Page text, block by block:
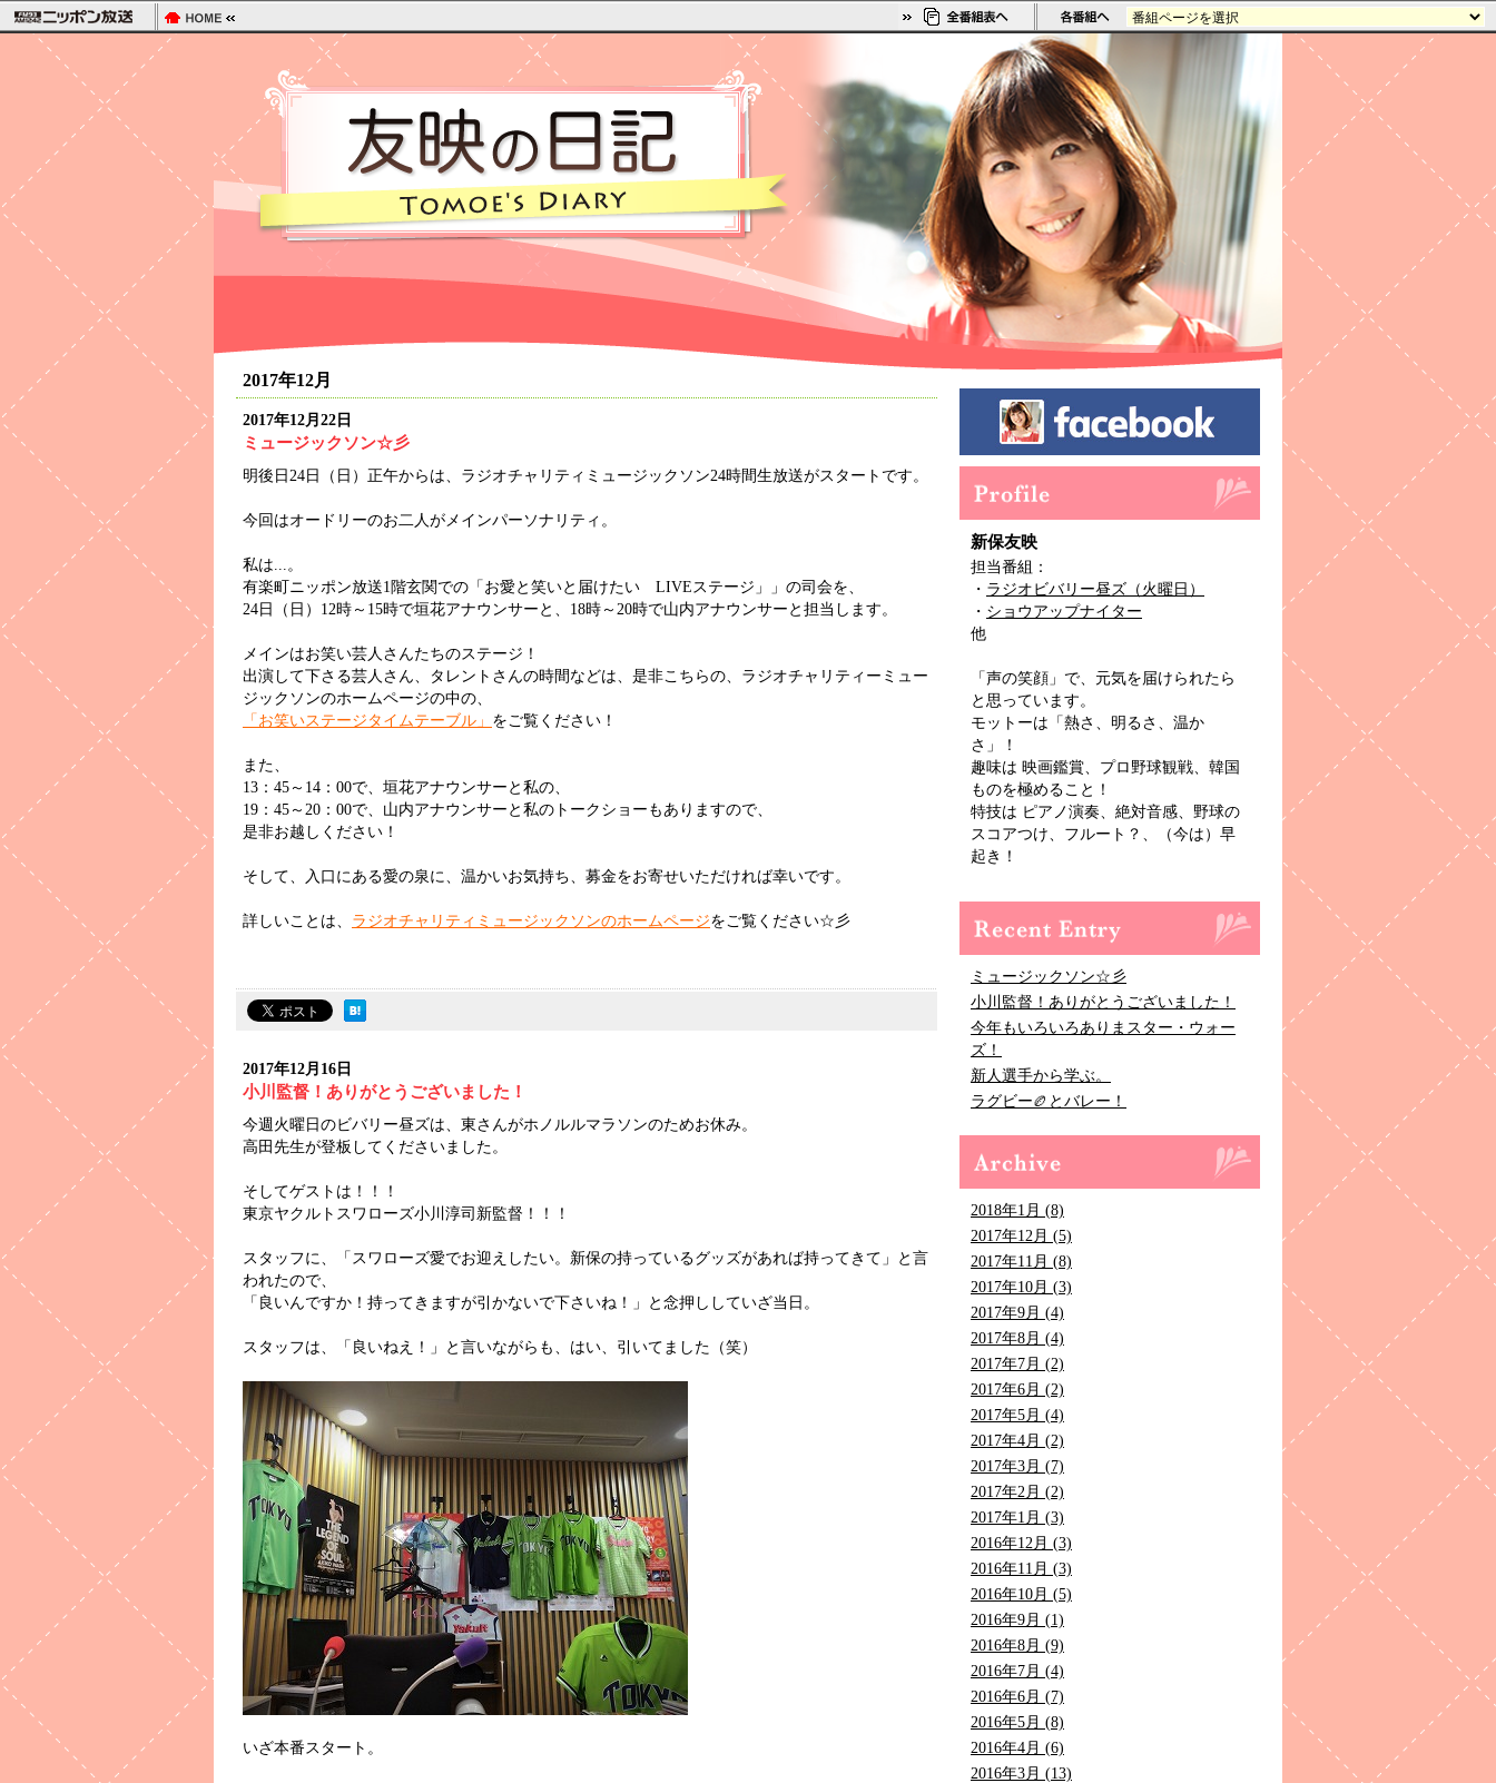
2017年12月
2017年12月22日
ミュージックソン☆彡
明後日24日（日）正午からは、ラジオチャリティミュージックソン24時間生放送がスタートです。
今回はオードリーのお二人がメインパーソナリティ。
私は...。
有楽町ニッポン放送1階玄関での「お愛と笑いと届けたい LIVEステージ」」の司会を、
24日（日）12時～15時で垣花アナウンサーと、18時～20時で山内アナウンサーと担当します。
メインはお笑い芸人さんたちのステージ！
出演して下さる芸人さん、タレントさんの時間などは、是非こちらの、ラジオチャリティーミュー
ジックソンのホームページの中の、
「お笑いステージタイムテーブル」 をご覧ください！
また、
13：45～14：00で、垣花アナウンサーと私の、
19：45～20：00で、山内アナウンサーと私のトークショーもありますので、
是非お越しください！
そして、入口にある愛の泉に、温かいお気持ち、募金をお寄せいただければ幸いです。
詳しいことは、 ラジオチャリティミュージックソンのホームページをご覧ください☆彡
2017年12月16日
小川監督！ありがとうございました！
今週火曜日のビバリー昼ズは、東さんがホノルルマラソンのためお休み。
高田先生が登板してくださいました。
そしてゲストは！！！
東京ヤクルトスワローズ小川淳司新監督！！！
スタッフに、「スワローズ愛でお迎えしたい。新保の持っているグッズがあれば持ってきて」と言
われたので、
「良いんですか！持ってきますが引かないで下さいね！」と念押ししていざ当日。
スタッフは、「良いねえ！」と言いながらも、はい、引いてました（笑）
いざ本番スタート。
新保友映
担当番組：
・ ラジオビバリー昼ズ（火曜日）
・ ショウアップナイター
他
「声の笑顔」で、元気を届けられたら
と思っています。
モットーは「熱さ、明るさ、温か
さ」！
趣味は 映画鑑賞、プロ野球観戦、韓国
ものを極めること！
特技は ピアノ演奏、絶対音感、野球の
スコアつけ、フルート？、（今は）早
起き！
ミュージックソン☆彡
小川監督！ありがとうございました！
今年もいろいろありまスター・ウォー
ズ！
新人選手から学ぶ。
ラグビー🏉とバレー！
2018年1月 (8)
2017年12月 (5)
2017年11月 (8)
2017年10月 (3)
2017年9月 (4)
2017年8月 (4)
2017年7月 (2)
2017年6月 (2)
2017年5月 (4)
2017年4月 (2)
2017年3月 (7)
2017年2月 (2)
2017年1月 (3)
2016年12月 (3)
2016年11月 (3)
2016年10月 (5)
2016年9月 (1)
2016年8月 (9)
2016年7月 (4)
2016年6月 (7)
2016年5月 (8)
2016年4月 (6)
2016年3月 (13)